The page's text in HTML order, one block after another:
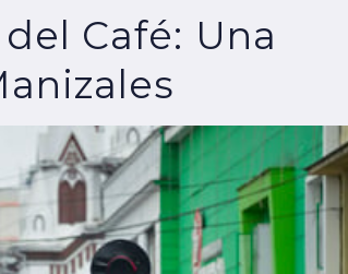
Café: Una